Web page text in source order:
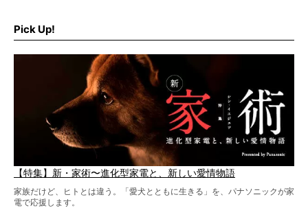
Pick Up!
【特集】新・家術〜進化型家電と、新しい愛情物語
家族だけど、ヒトとは違う。「愛犬とともに生きる」を、パナソニックが家
電で応援します。